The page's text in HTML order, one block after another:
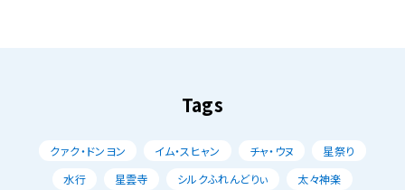
Tags
クァク・ドンヨン イム・スヒャン チャ・ウヌ
星祭り
水行
星雲寺 シルクふれんどりぃ
太々神楽